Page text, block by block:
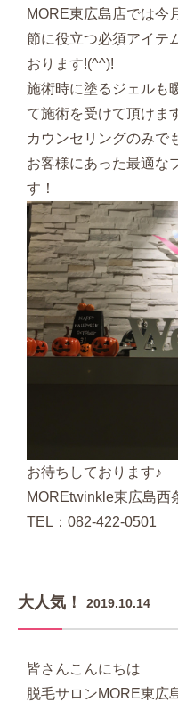
MORE東広島店では今
節に役立つ必須アイテ
おります!(^^)!
施術時に塗るジェルも
て施術を受けて頂けま
カウンセリングのみで
お客様にあった最適な
す！
お待ちしております♪
MOREtwinkle東広島
TEL：082-422-0501
大人気！ 2019.10.14
皆さんこんにちは
脱毛サロンMORE東広